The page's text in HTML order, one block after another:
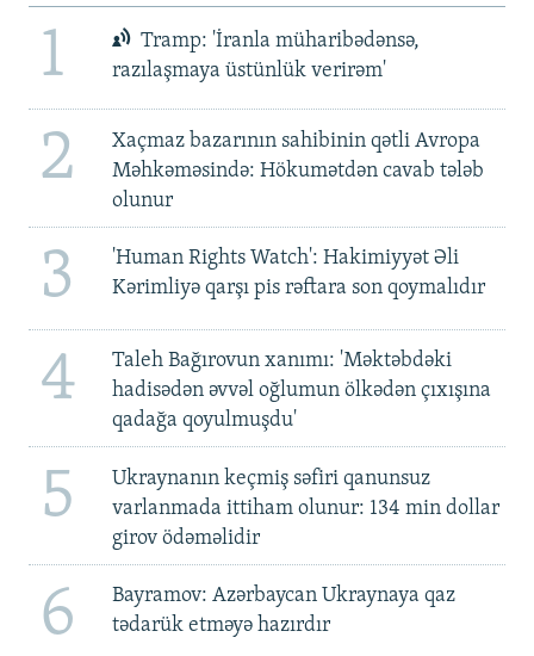
1
Tramp: 'İranla müharibədənsə,
razılaşmaya üstünlük verirəm'
2
Xaçmaz bazarının sahibinin qətli Avropa
Məhkəməsində: Hökumətdən cavab tələb
olunur
3
'Human Rights Watch': Hakimiyyət Əli
Kərimliyə qarşı pis rəftara son qoymalıdır
4
Taleh Bağırovun xanımı: 'Məktəbdəki
hadisədən əvvəl oğlumun ölkədən çıxışına
qadağa qoyulmuşdu'
5
Ukraynanın keçmiş səfiri qanunsuz
varlanmada ittiham olunur: 134 min dollar
girov ödəməlidir
6
Bayramov: Azərbaycan Ukraynaya qaz
tədarük etməyə hazırdır